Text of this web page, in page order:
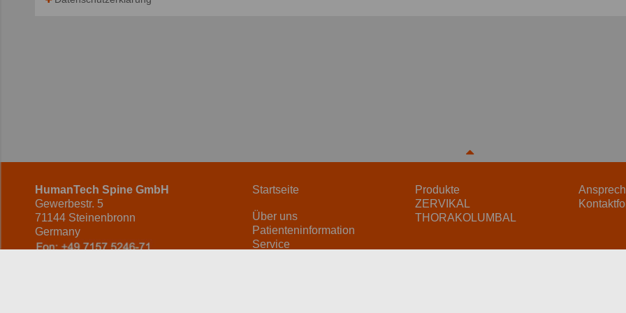
HumanTech Spine GmbH
Gewerbestr. 5
71144 Steinenbronn
Germany
Startseite
Über uns
Patienteninformation
Service
Produkte
ZERVIKAL
THORAKOLUMBAL